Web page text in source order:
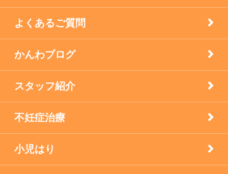
逆子の鍼灸
食生活で養う免疫力
よくあるご質問
かんわブログ
スタッフ紹介
不妊症治療
小児はり